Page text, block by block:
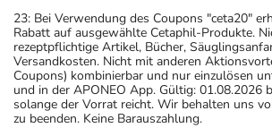
23: Bei Verwendung des Coupons "ceta20"
Rabatt auf ausgewählte Cetaphil-Produkte.
rezeptpflichtige Artikel, Bücher,
Versandkosten. Nicht mit anderen
Coupons) kombinierbar und nur einzulösen
und in der APONEO App. Gültig: 01.08.2026
solange der Vorrat reicht. Wir behalten uns
zu beenden. Keine Barauszahlung.